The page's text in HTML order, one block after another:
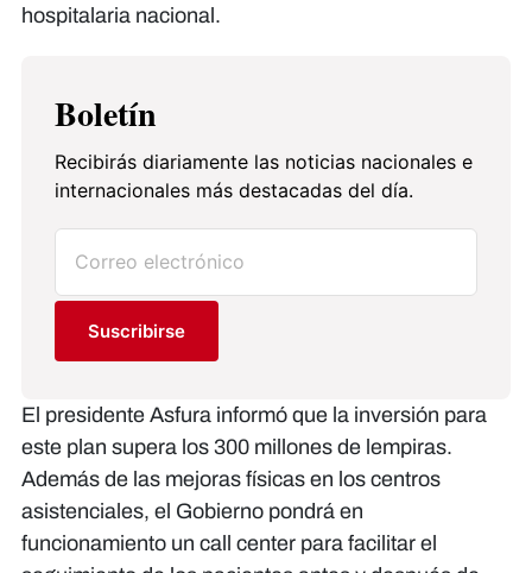
hospitalaria nacional.
Boletín
Recibirás diariamente las noticias nacionales e
internacionales más destacadas del día.
Suscribirse
El presidente Asfura informó que la inversión para
este plan supera los 300 millones de lempiras.
Además de las mejoras físicas en los centros
asistenciales, el Gobierno pondrá en
funcionamiento un call center para facilitar el